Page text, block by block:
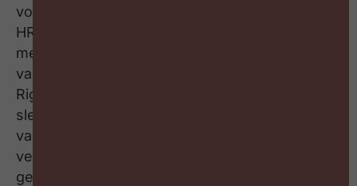
vooral is er de grote complexiteit die hier voor
HR bij komt kijken. Daarnaast zijn de meeste
mensen niet gemotiveerd om te veranderen
van job. Dat blijkt ook uit het onderzoek dat
Right Management internationaal heeft gedaan:
slechts 18% is de afgelopen 5 jaar veranderd
van job in gans Europa. Een derde mogelijke
verklaring die Geert naar voor schuift, is het
gebrek aan strategische workforce planning.